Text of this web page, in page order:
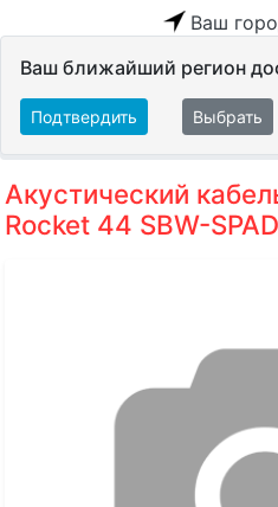
Ваш
Ваш ближайший регион
Подтвердить Выбрать
Акустический
Rocket 44 SBW-